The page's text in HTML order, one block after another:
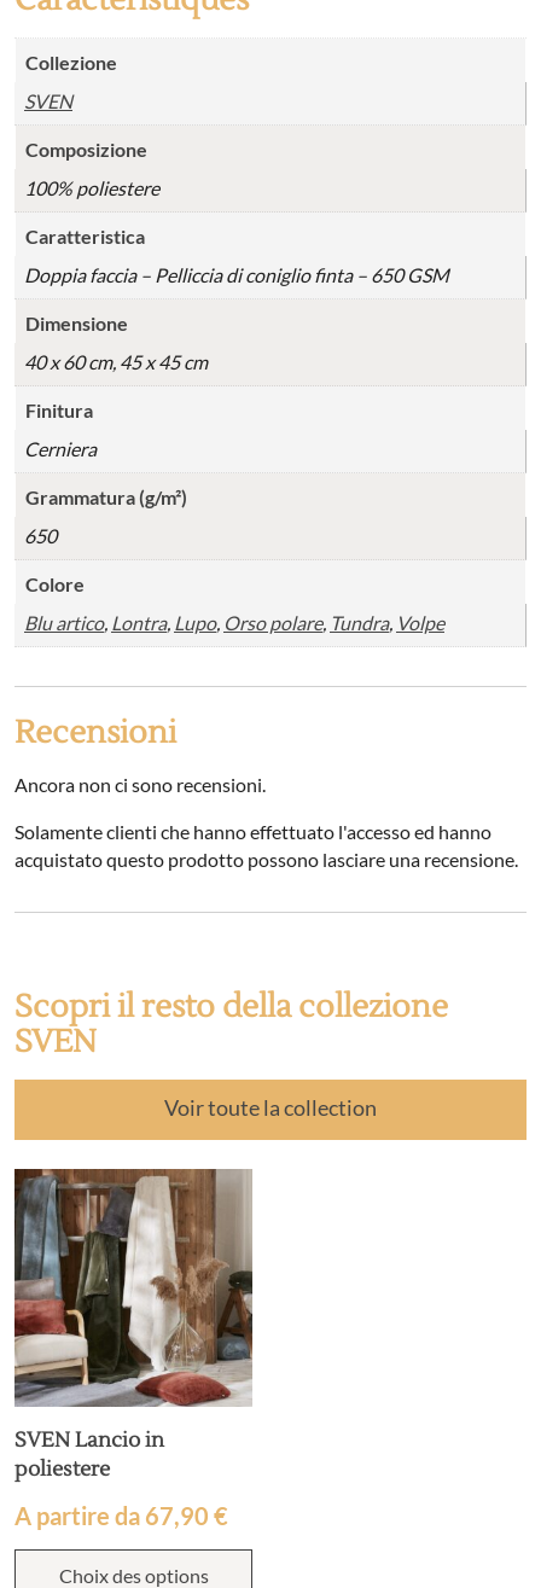
Collezione
SVEN
Composizione
100% poliestere
Caratteristica
Doppia faccia – Pelliccia di coniglio finta – 650 GSM
Dimensione
40 x 60 cm, 45 x 45 cm
Finitura
Cerniera
Grammatura (g/m²)
650
Colore
Blu artico, Lontra, Lupo, Orso polare, Tundra, Volpe
Recensioni
Ancora non ci sono recensioni.
Solamente clienti che hanno effettuato l'accesso ed hanno
acquistato questo prodotto possono lasciare una recensione.
Scopri il resto della collezione
SVEN
Voir toute la collection
SVEN Lancio in
poliestere
A partire da 67,90 €
Choix des options